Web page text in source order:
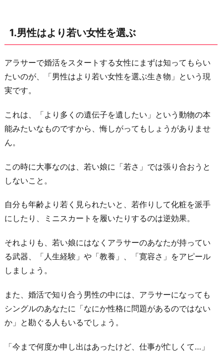
自
分
か
ら
つ
む
3.
の
と
の
時
進
行
目
を
つ
ぶ
1.男性はより若い女性を選ぶ
アラサーで婚活をスタートする女性にまずは知ってもらい
たいのが、「男性はより若い女性を選ぶ生き物」という現
実です。
これは、「より多くの遺伝子を遺したい」という動物の本
能みたいなものですから、悔しがってもしょうがありませ
ん。
この時に大事なのは、若い娘に「若さ」では張り合おうと
しないこと。
自分も年齢より若く見られたいと、若作りして化粧を派手
にしたり、ミニスカートを履いたりするのは逆効果。
それよりも、若い娘にはなくアラサーのあなたが持ってい
る武器、「人生経験」や「教養」、「寛容さ」をアピール
しましょう。
また、婚活で知り合う男性の中には、アラサーになっても
シングルのあなたに「なにか性格に問題があるのではない
か」と勘ぐる人もいるでしょう。
「今まで何度か申し出はあったけど、仕事が忙しくて…」